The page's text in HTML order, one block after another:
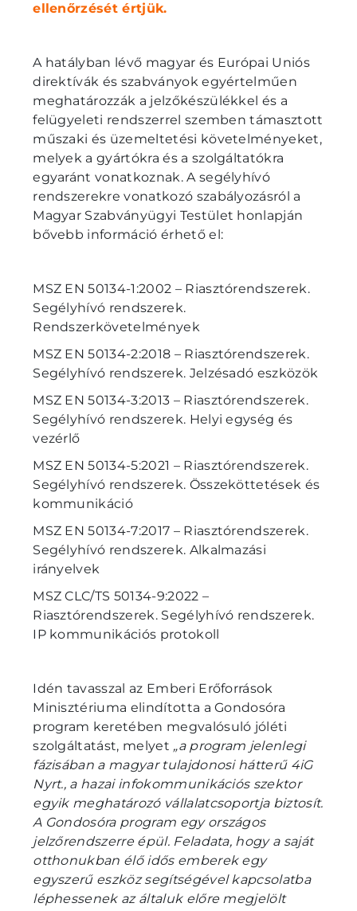
ellenőrzését értjük.
A hatályban lévő magyar és Európai Uniós
direktívák és szabványok egyértelműen
meghatározzák a jelzőkészülékkel és a
felügyeleti rendszerrel szemben támasztott
műszaki és üzemeltetési követelményeket,
melyek a gyártókra és a szolgáltatókra
egyaránt vonatkoznak. A segélyhívó
rendszerekre vonatkozó szabályozásról a
Magyar Szabványügyi Testület honlapján
bővebb információ érhető el:
MSZ EN 50134-1:2002 – Riasztórendszerek.
Segélyhívó rendszerek.
Rendszerkövetelmények
MSZ EN 50134-2:2018 – Riasztórendszerek.
Segélyhívó rendszerek. Jelzésadó eszközök
MSZ EN 50134-3:2013 – Riasztórendszerek.
Segélyhívó rendszerek. Helyi egység és
vezérlő
MSZ EN 50134-5:2021 – Riasztórendszerek.
Segélyhívó rendszerek. Összeköttetések és
kommunikáció
MSZ EN 50134-7:2017 – Riasztórendszerek.
Segélyhívó rendszerek. Alkalmazási
irányelvek
MSZ CLC/TS 50134-9:2022 –
Riasztórendszerek. Segélyhívó rendszerek.
IP kommunikációs protokoll
Idén tavasszal az Emberi Erőforrások
Minisztériuma elindította a Gondosóra
program keretében megvalósuló jóléti
szolgáltatást, melyet „a program jelenlegi
fázisában a magyar tulajdonosi hátterű 4iG
Nyrt., a hazai infokommunikációs szektor
egyik meghatározó vállalatcsoportja biztosít.
A Gondosóra program egy országos
jelzőrendszerre épül. Feladata, hogy a saját
otthonukban élő idős emberek egy
egyszerű eszköz segítségével kapcsolatba
léphessenek az általuk előre megjelölt